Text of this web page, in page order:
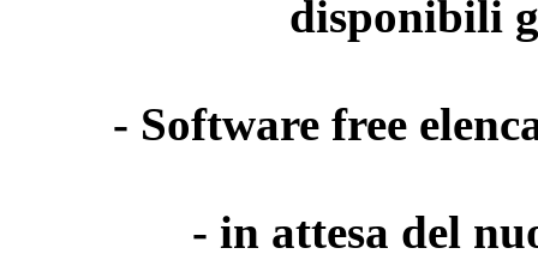
disponibili
- Software free
- in attesa del